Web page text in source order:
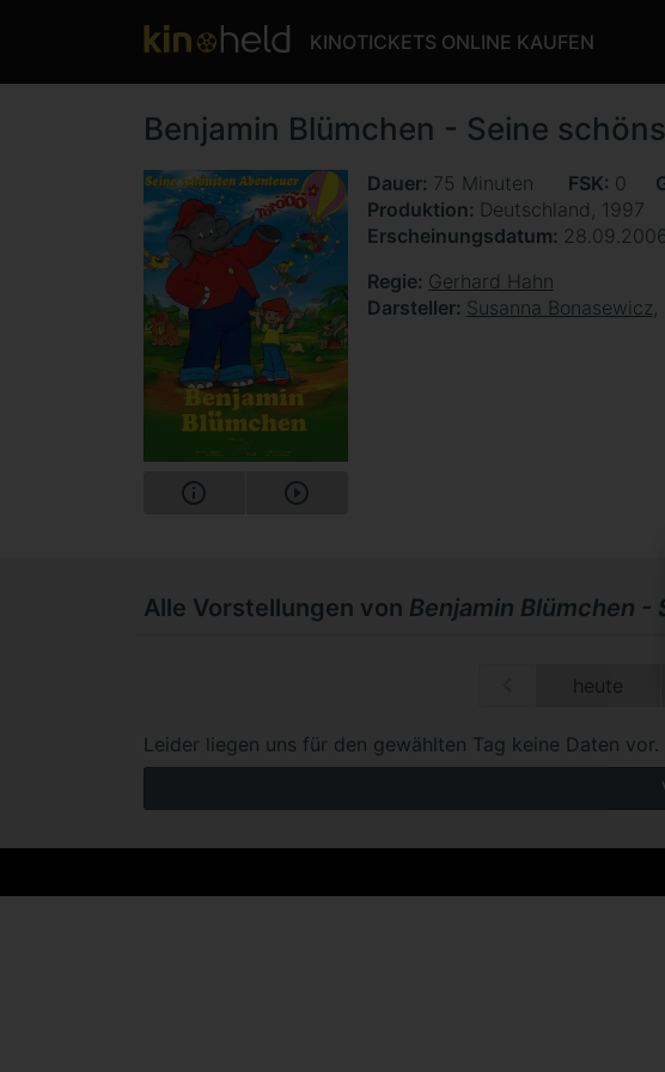
KINOTICKETS ONLINE KAUFEN
Benjamin Blümchen - Seine
Dauer 75 Minuten FSK 0
Produktion Deutschland, 1997
Erscheinungsdatum 28.09.2006
Regie Gerhard Hahn
Darsteller Susanna Bonasewicz
Alle Vorstellungen von Benjamin Blümchen
heute
Leider liegen uns für den gewählten Tag keine Daten vor.